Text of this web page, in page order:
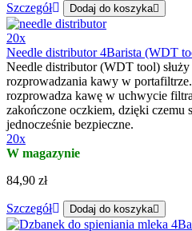
Szczegół Dodaj do koszyka
20x
Needle distributor 4Barista (WDT
Needle distributor (WDT tool)
rozprowadzania kawy w
rozprowadza kawę w uchwycie
zakończone oczkiem, dzięki czemu
jednocześnie bezpieczne.
20x
W magazynie
84,90 zł
Szczegół Dodaj do koszyka